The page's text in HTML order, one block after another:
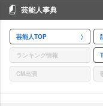
芸能人事典
芸能人TOP
ランキング情報
CM出演